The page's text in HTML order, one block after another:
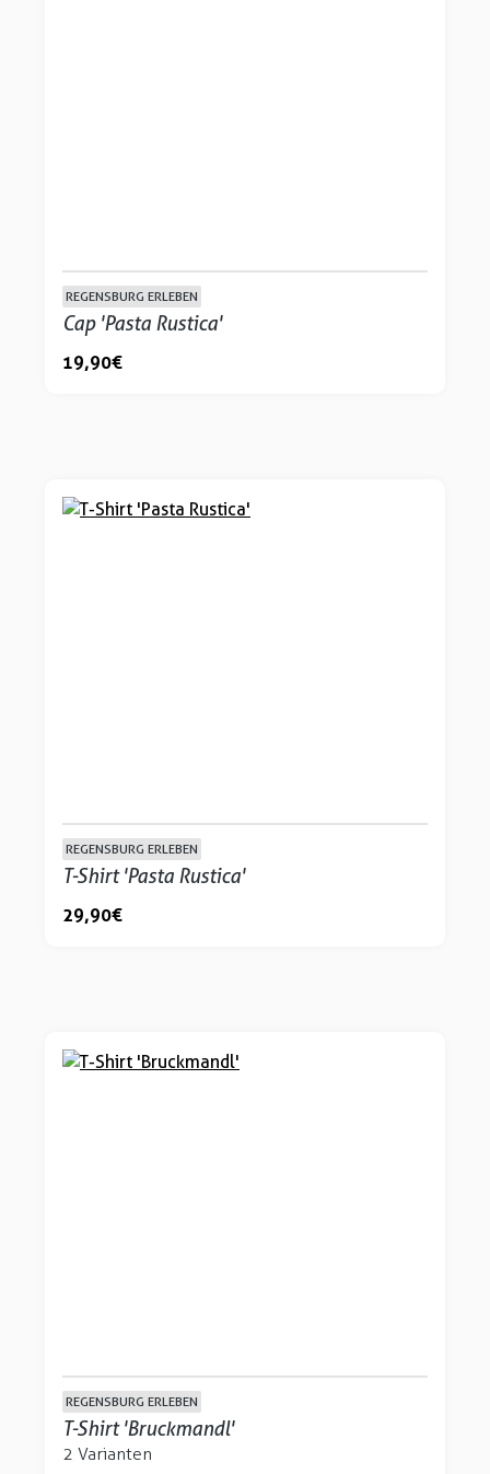
REGENSBURG ERLEBEN
Cap 'Pasta Rustica'
19,90 €
REGENSBURG ERLEBEN
T-Shirt 'Pasta Rustica'
29,90 €
REGENSBURG ERLEBEN
T-Shirt 'Bruckmandl'
2 Varianten